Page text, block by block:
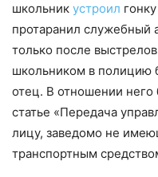
школьник устроил
протаранил служебный
только после
школьником в полицию
отец. В отношении него
статье «Передача
лицу, заведомо не
транспортным